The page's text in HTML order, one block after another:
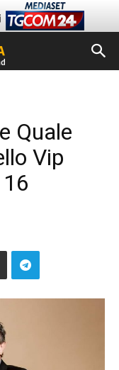
Quale
Vip